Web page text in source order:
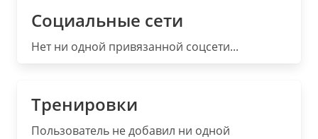
Социальные сети
Нет ни одной привязанной соцсети...
Тренировки
Пользователь не добавил ни одной